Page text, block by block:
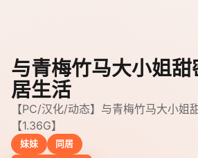
与青梅竹马大小姐
居生活
【PC/汉化/动态】与青梅竹马大小姐
【1.36G】
妹妹 同居